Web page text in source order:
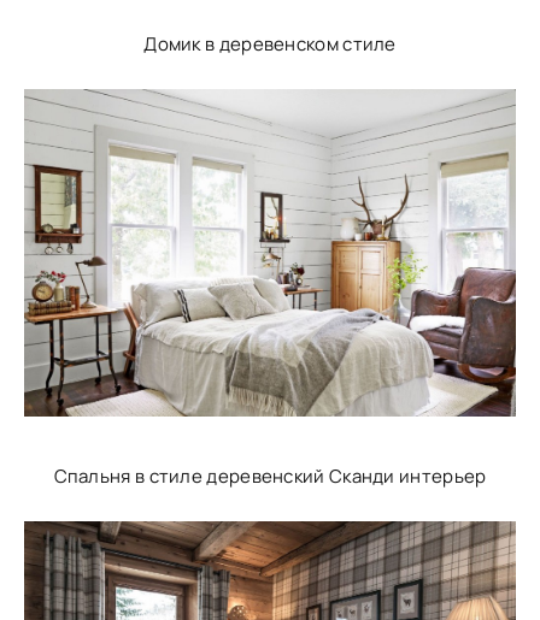
Домик в деревенском стиле
Спальня в стиле деревенский Сканди интерьер